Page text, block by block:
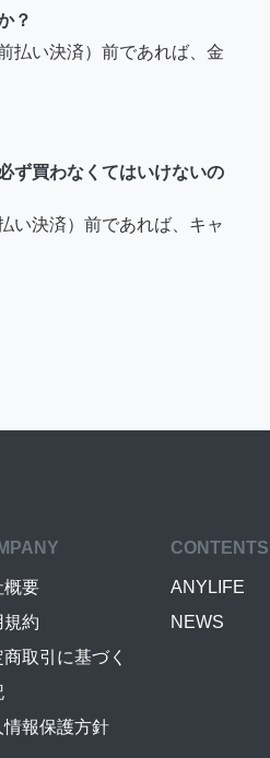
？
払い決済）前であれば、金
ず買わなくてはいけないの
い決済）前であれば、キャ
概要
規約
取引に基づく
情報保護方針
CONTENTS
ANYLIFE
NEWS